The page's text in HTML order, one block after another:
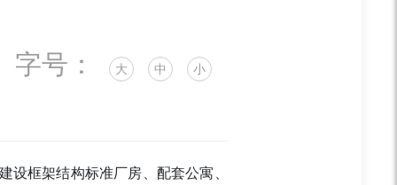
字号： 大 中 小
设框架结构标准厂房、配套公寓、